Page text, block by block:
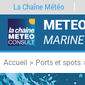
MARINE
Accueil Ports et spots
La Chaîne Météo